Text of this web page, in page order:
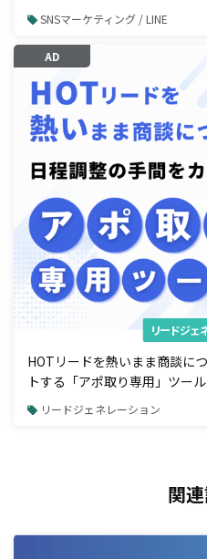
SNSマーケティング / LINE
AD
リードジェ
HOTリードを熱いまま商談に
トする「アポ取り専用」ツール
リードジェネレーション
関